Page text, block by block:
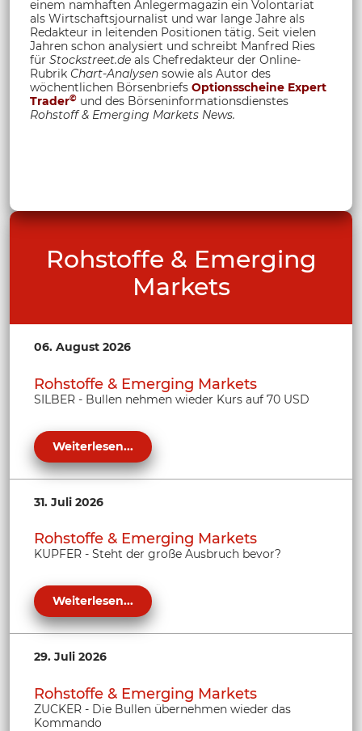
einem namhaften Anlegermagazin ein Volontariat
als Wirtschaftsjournalist und war lange Jahre als
Redakteur in leitenden Positionen tätig. Seit vielen
Jahren schon analysiert und schreibt Manfred Ries
für Stockstreet.de als Chefredakteur der Online-
Rubrik Chart-Analysen sowie als Autor des
wöchentlichen Börsenbriefs Optionsscheine Expert
Trader© und des Börseninformationsdienstes
Rohstoff & Emerging Markets News.
Rohstoffe & Emerging
Markets
06. August 2026
Rohstoffe & Emerging Markets
SILBER - Bullen nehmen wieder Kurs auf 70 USD
Weiterlesen...
31. Juli 2026
Rohstoffe & Emerging Markets
KUPFER - Steht der große Ausbruch bevor?
Weiterlesen...
29. Juli 2026
Rohstoffe & Emerging Markets
ZUCKER - Die Bullen übernehmen wieder das
Kommando